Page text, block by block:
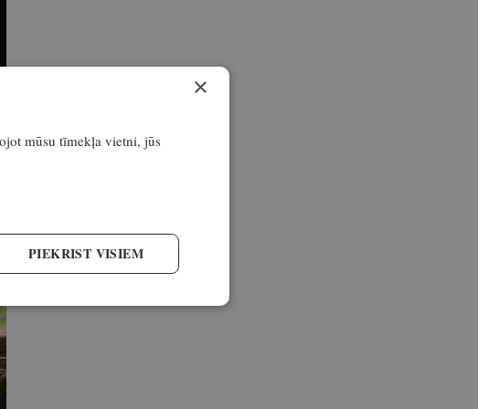
×
mūsu tīmekļa vietni, jūs
PIEKRIST VISIEM